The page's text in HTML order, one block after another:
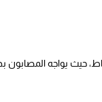
يواجه المصابون